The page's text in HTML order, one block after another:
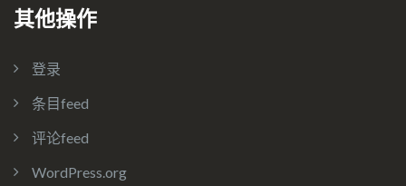
其他操作
登录
条目feed
评论feed
WordPress.org